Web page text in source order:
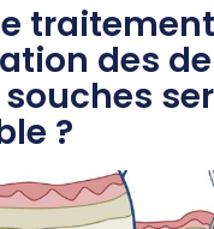
des
?